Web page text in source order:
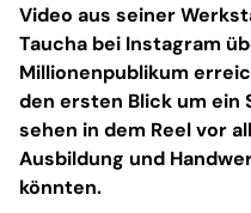
Video aus seiner
Taucha bei Instagram
Millionenpublikum
den ersten Blick um ein
sehen in dem Reel vor
Ausbildung und
könnten.